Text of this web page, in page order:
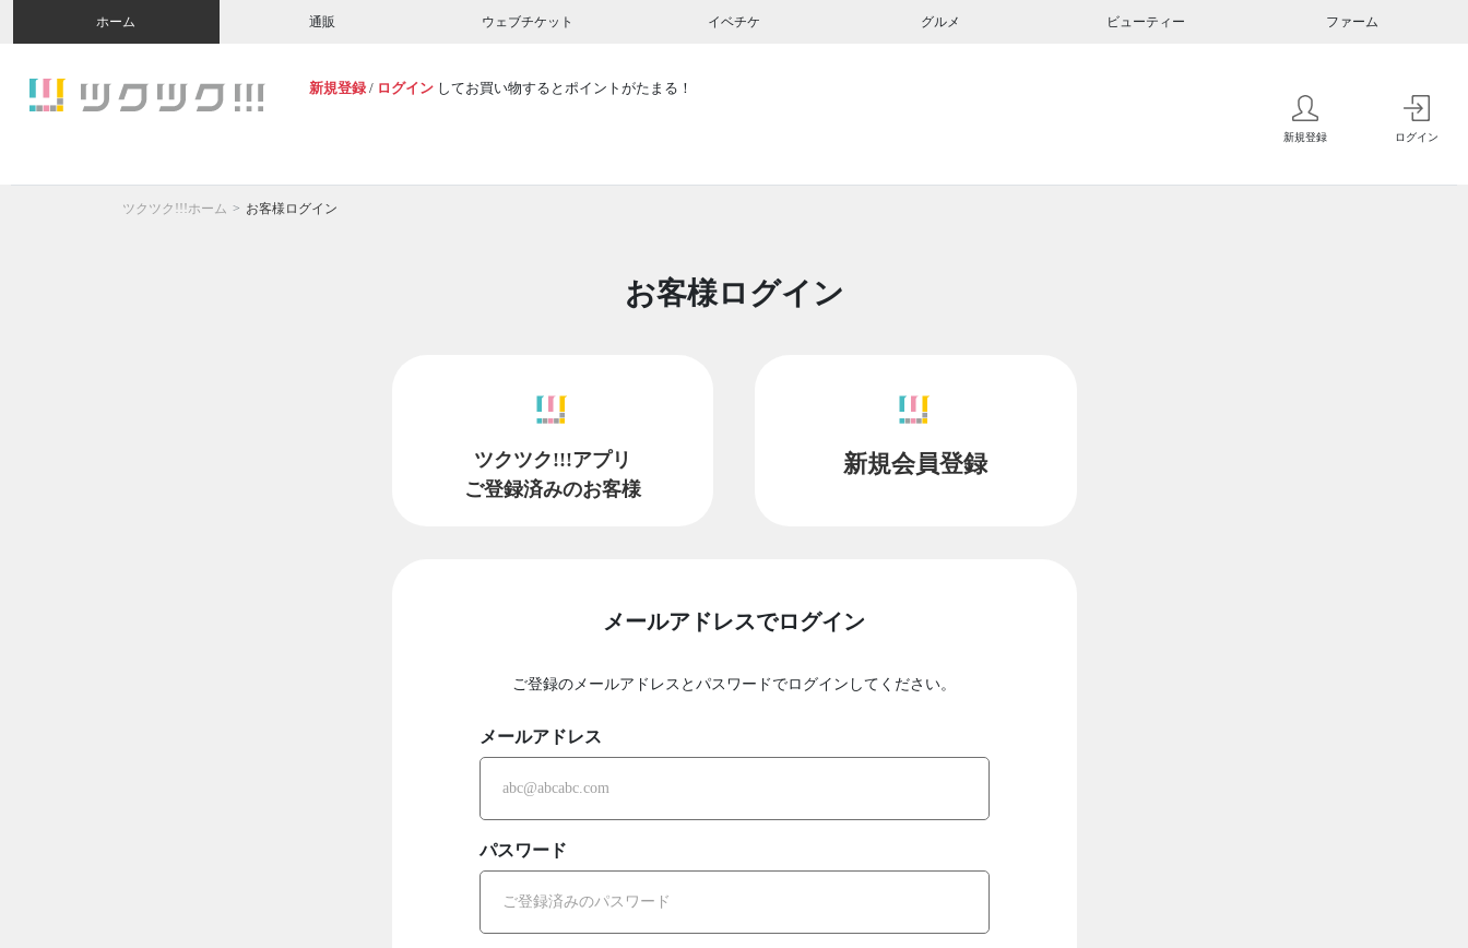
ホーム 通販 ウェブチケット イベチケ グルメ ビューティー ファーム
新規登録 / ログイン してお買い物するとポイントがたまる！
新規登録 ログイン
ツクツク!!!ホーム お客様ログイン
お客様ログイン
ツクツク!!!アプリ
ご登録済みのお客様
新規会員登録
メールアドレスでログイン
ご登録のメールアドレスとパスワードでログインしてください。
メールアドレス
パスワード